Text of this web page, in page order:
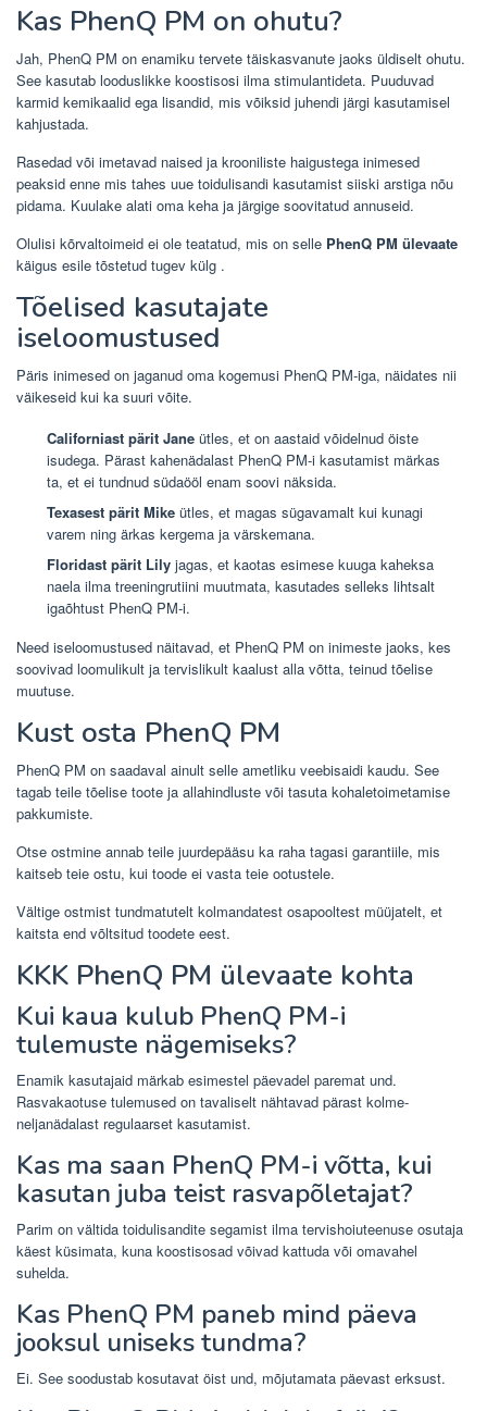
Kas PhenQ PM on ohutu?
Jah, PhenQ PM on enamiku tervete täiskasvanute jaoks üldiselt ohutu.
See kasutab looduslikke koostisosi ilma stimulantideta. Puuduvad
karmid kemikaalid ega lisandid, mis võiksid juhendi järgi kasutamisel
kahjustada.
Rasedad või imetavad naised ja krooniliste haigustega inimesed
peaksid enne mis tahes uue toidulisandi kasutamist siiski arstiga nõu
pidama. Kuulake alati oma keha ja järgige soovitatud annuseid.
Olulisi kõrvaltoimeid ei ole teatatud, mis on selle PhenQ PM ülevaate
käigus esile tõstetud tugev külg .
Tõelised kasutajate
iseloomustused
Päris inimesed on jaganud oma kogemusi PhenQ PM-iga, näidates nii
väikeseid kui ka suuri võite.
Californiast pärit Jane ütles, et on aastaid võidelnud öiste
isudega. Pärast kahenädalast PhenQ PM-i kasutamist märkas
ta, et ei tundnud südaööl enam soovi näksida.
Texasest pärit Mike ütles, et magas sügavamalt kui kunagi
varem ning ärkas kergema ja värskemana.
Floridast pärit Lily jagas, et kaotas esimese kuuga kaheksa
naela ilma treeningrutiini muutmata, kasutades selleks lihtsalt
igaõhtust PhenQ PM-i.
Need iseloomustused näitavad, et PhenQ PM on inimeste jaoks, kes
soovivad loomulikult ja tervislikult kaalust alla võtta, teinud tõelise
muutuse.
Kust osta PhenQ PM
PhenQ PM on saadaval ainult selle ametliku veebisaidi kaudu. See
tagab teile tõelise toote ja allahindluste või tasuta kohaletoimetamise
pakkumiste.
Otse ostmine annab teile juurdepääsu ka raha tagasi garantiile, mis
kaitseb teie ostu, kui toode ei vasta teie ootustele.
Vältige ostmist tundmatutelt kolmandatest osapooltest müüjatelt, et
kaitsta end võltsitud toodete eest.
KKK PhenQ PM ülevaate kohta
Kui kaua kulub PhenQ PM-i
tulemuste nägemiseks?
Enamik kasutajaid märkab esimestel päevadel paremat und.
Rasvakaotuse tulemused on tavaliselt nähtavad pärast kolme-
neljanädalast regulaarset kasutamist.
Kas ma saan PhenQ PM-i võtta, kui
kasutan juba teist rasvapõletajat?
Parim on vältida toidulisandite segamist ilma tervishoiuteenuse osutaja
käest küsimata, kuna koostisosad võivad kattuda või omavahel
suhelda.
Kas PhenQ PM paneb mind päeva
jooksul uniseks tundma?
Ei. See soodustab kosutavat öist und, mõjutamata päevast erksust.